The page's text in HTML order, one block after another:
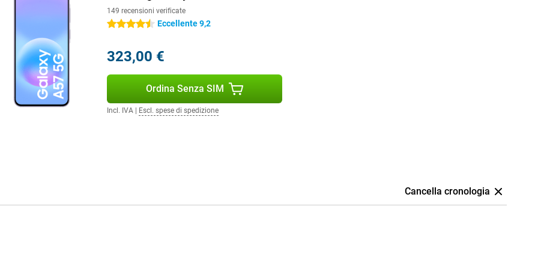
lo streaming e il
questo processore offre
con il display Super
fluidi durante lo
alla ricarica rapida da 45W
quando necessario. Inoltre,
una connessione veloce e
per durare nel tempo
e aggiornato. In
ulteriormente protetti,
149 recensioni verificate
4.5 stelleEccellente 9,2
323,00 €
Ordina Senza SIM
Incl. IVA Escl. spese di spedizione
Cancella cronologia